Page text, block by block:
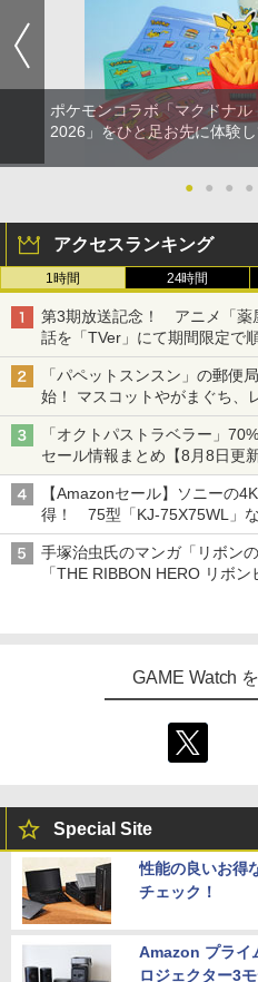
ポケモンコラボ「マクドナ
2026」をひと足お先に体験
● ● ● ●
アクセスランキング
1時間 24時間
第3期放送記念！ アニメ「薬
話を「TVer」にて期間限定で
「パペットスンスン」の郵便
始！ マスコットやがまぐち、
「オクトパストラベラー」
セール情報まとめ【8月8日更新
ニンテンドーeショップでは
【Amazonセール】ソニーの
得！ 75型「KJ-75X75WL」
手塚治虫氏のマンガ「リボン
「THE RIBBON HERO リボ
GAME Watch
Special Site
性能の良いお得
チェック！
Amazon プライ
ロジェクター3